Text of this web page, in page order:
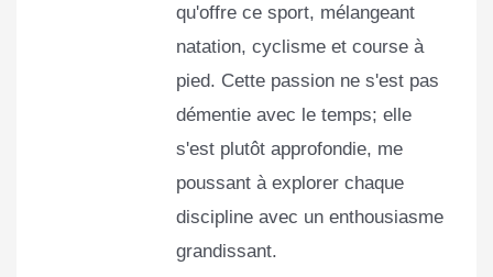
qu'offre ce sport, mélangeant
natation, cyclisme et course à
pied. Cette passion ne s'est pas
démentie avec le temps; elle
s'est plutôt approfondie, me
poussant à explorer chaque
discipline avec un enthousiasme
grandissant.